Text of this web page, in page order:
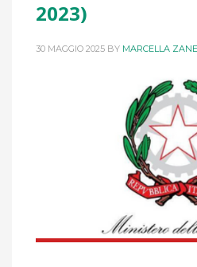
2023)
30 MAGGIO 2025 BY MARCELLA